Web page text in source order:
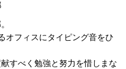
オフィスにタイピング音をひ
すべく勉強と努力を惜しまな